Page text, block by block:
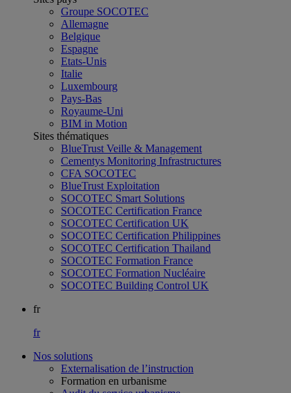
Groupe SOCOTEC
Allemagne
Belgique
Espagne
Etats-Unis
Italie
Luxembourg
Pays-Bas
Royaume-Uni
BIM in Motion
Sites thématiques
BlueTrust Veille & Management
Cementys Monitoring Infrastructures
CFA SOCOTEC
BlueTrust Exploitation
SOCOTEC Smart Solutions
SOCOTEC Certification France
SOCOTEC Certification UK
SOCOTEC Certification Philippines
SOCOTEC Certification Thailand
SOCOTEC Formation France
SOCOTEC Formation Nucléaire
SOCOTEC Building Control UK
fr
fr
Nos solutions
Externalisation de l’instruction
Formation en urbanisme